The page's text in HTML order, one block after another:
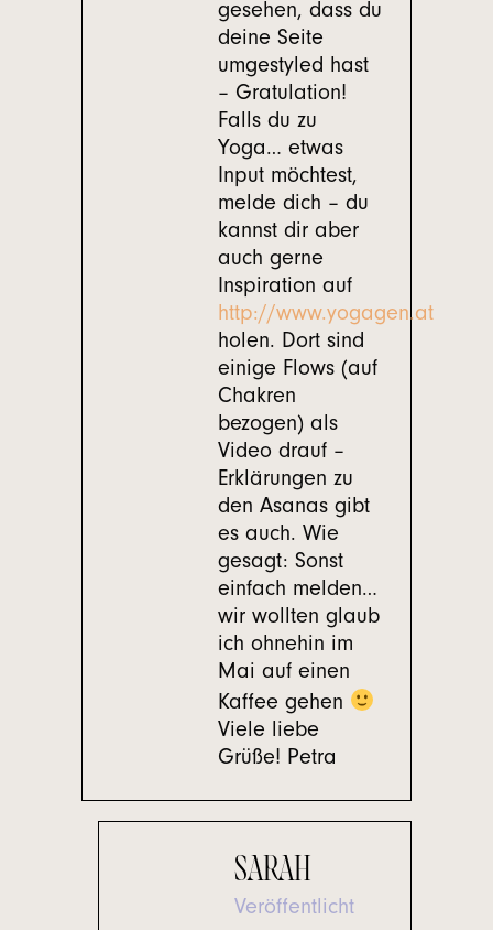
gesehen, dass du
deine Seite
umgestyled hast
– Gratulation!
Falls du zu
Yoga… etwas
Input möchtest,
melde dich – du
kannst dir aber
auch gerne
Inspiration auf
http://www.yogagen.at
holen. Dort sind
einige Flows (auf
Chakren
bezogen) als
Video drauf –
Erklärungen zu
den Asanas gibt
es auch. Wie
gesagt: Sonst
einfach melden…
wir wollten glaub
ich ohnehin im
Mai auf einen
Kaffee gehen
Viele liebe
Grüße! Petra
SARAH
Veröffentlicht